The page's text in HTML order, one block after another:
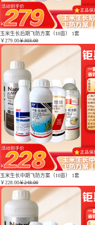
玉米生长后期飞防方案（10亩） 1套
￥279.00￥303.00
玉米生长中期飞防方案（10亩） 1套
￥228.00￥248.00